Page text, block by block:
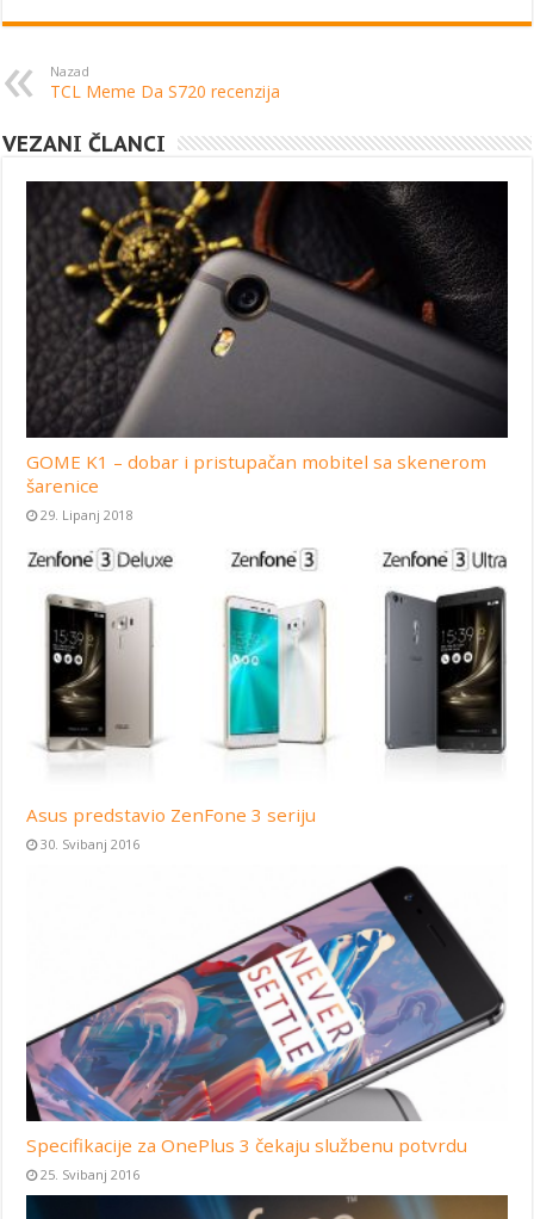
Nazad
TCL Meme Da S720 recenzija
VEZANI ČLANCI
GOME K1 – dobar i pristupačan mobitel sa skenerom
šarenice
29. Lipanj 2018
Asus predstavio ZenFone 3 seriju
30. Svibanj 2016
Specifikacije za OnePlus 3 čekaju službenu potvrdu
25. Svibanj 2016